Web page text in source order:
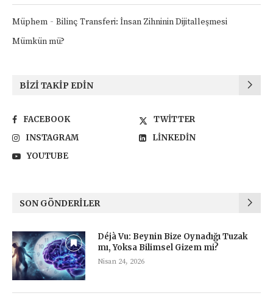
Müphem - Bilinç Transferi: İnsan Zihninin Dijitalleşmesi
Mümkün mü?
BIZI TAKIP EDIN
FACEBOOK
TWITTER
INSTAGRAM
LINKEDIN
YOUTUBE
SON GÖNDERILER
Déjà Vu: Beynin Bize Oynadığı Tuzak
mı, Yoksa Bilimsel Gizem mi?
Nisan 24, 2026